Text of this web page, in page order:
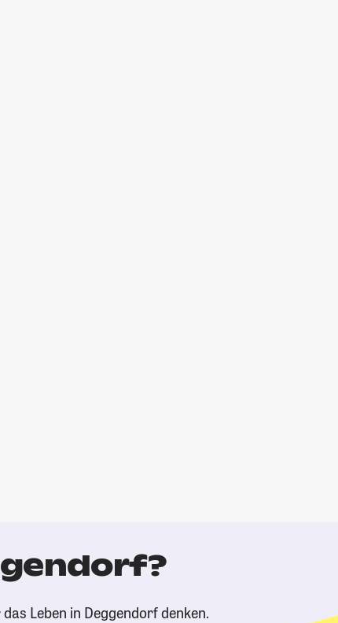
Leben in Deggendorf denken.